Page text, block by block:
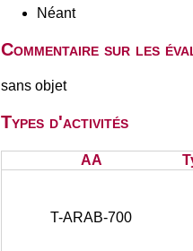
Néant
Commentaire sur les
sans objet
Types d'activités
AA
T-ARAB-700